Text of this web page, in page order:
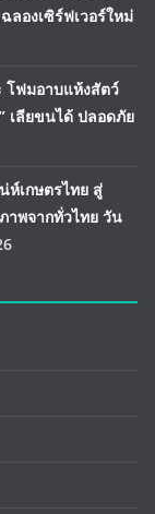
ลองเซิร์ฟเวอร์ใหม่
โฟมอาบแห้งสัตว์
เลียขนได้ ปลอดภัย
ห์เกษตรไทย สู่
พจากทั่วไทย วัน